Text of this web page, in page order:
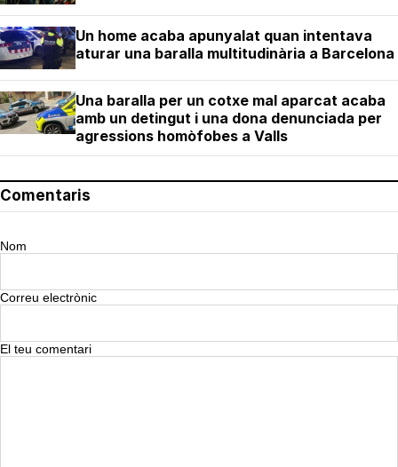
Un home acaba apunyalat quan intentava
aturar una baralla multitudinària a Barcelona
Una baralla per un cotxe mal aparcat acaba
amb un detingut i una dona denunciada per
agressions homòfobes a Valls
Comentaris
Nom
Correu electrònic
El teu comentari